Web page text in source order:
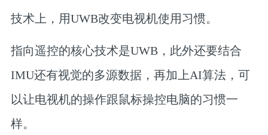
技术上，用UWB改变电视机使用习惯。
指向遥控的核心技术是UWB，此外还要结合
IMU还有视觉的多源数据，再加上AI算法，可
以让电视机的操作跟鼠标操控电脑的习惯一
样。